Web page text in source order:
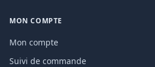
MON COMPTE
Mon compte
Suivi de commande